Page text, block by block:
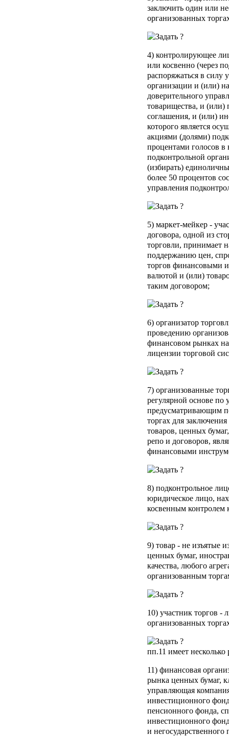
заключить один или
организованных
4) контролирующее
или косвенно (через
распоряжаться в силу
организации и (или)
доверительного
товарищества, и (или)
соглашения, и (или)
которого является
акциями (долями)
процентами голосов
подконтрольной
(избирать)
более 50 процентов
управления
5) маркет-мейкер -
договора, одной из
торговли, принимает
поддержанию цен,
торгов финансовыми
валютой и (или)
таким договором;
6) организатор
проведению
финансовом рынках
лицензии торговой
7) организованные
регулярной основе
предусматривающим
торгах для
товаров, ценных
репо и договоров,
финансовыми
8) подконтрольное
юридическое лицо,
косвенным контролем
9) товар - не изъятые
ценных бумаг,
качества, любого
организованным
10) участник торгов -
организованных
пп.11 имеет
11) финансовая
рынка ценных бумаг,
управляющая
инвестиционного
пенсионного фонда,
инвестиционного
и